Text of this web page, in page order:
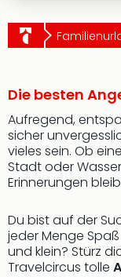
Die besten
Aufregend,
sicher
vieles sein. Ob
Stadt oder
Erinnerungen
Du bist auf der
jeder Menge
und klein? Stürz
Travelcircus tolle